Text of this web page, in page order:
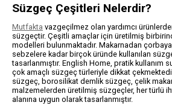
Süzgeç Çeşitleri Nelerdir?
Mutfakta vazgeçilmez olan yardımcı
süzgeçtir. Çeşitli amaçlar için üretilmiş
modelleri bulunmaktadır. Makarnadan
sebzelere kadar birçok üründe kullanılan
tasarlanmıştır. English Home, pratik kullanım
çok amaçlı süzgeç türleriyle dikkat
süzgeç, borosilikat demlik süzgeç, çelik
malzemelerden üretilmiş süzgeçler, her türlü
alanına uygun olarak tasarlanmıştır.